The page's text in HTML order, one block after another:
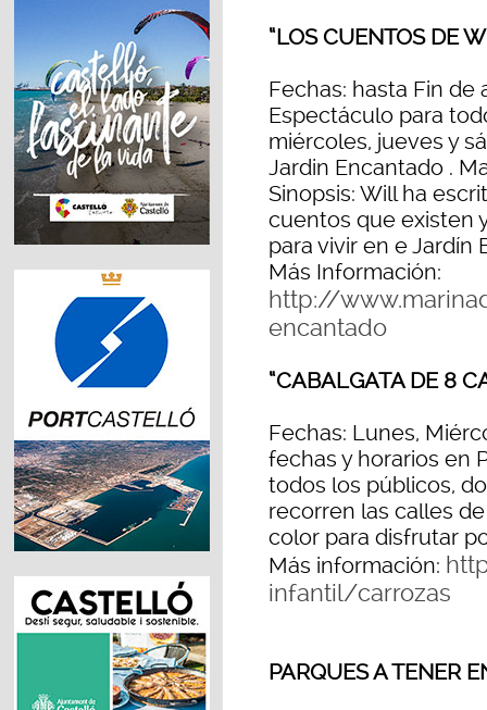
“LOS CUENTOS DE
Fechas: hasta Fin de
Espectáculo para
miércoles, jueves y
Jardin Encantado .
Sinopsis: Will ha
cuentos que existen
para vivir en e Jardín
Más Información:
http://
encantado
“CABALGATA DE 8
Fechas: Lunes,
fechas y horarios en
todos los públicos,
recorren las calles
color para disfrutar
Más información:
infantil/carrozas
PARQUES A TENER